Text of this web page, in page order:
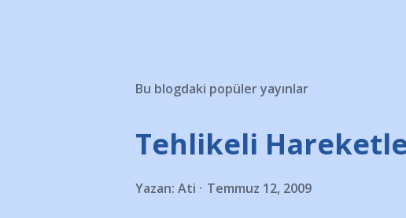
Bu blogdaki popüler yayınlar
Tehlikeli
Yazan: Ati Temmuz 12, 2009